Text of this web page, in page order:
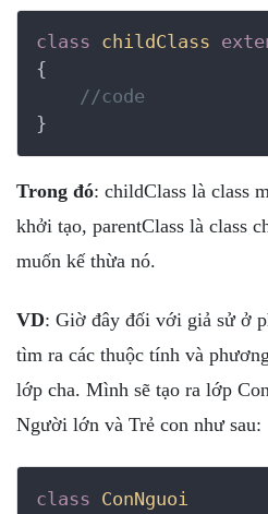
class childClass
{
//code
}
Trong đó: childClass là class
khởi tạo, parentClass là class
muốn kế thừa nó.
VD: Giờ đây đối với giả sử ở
tìm ra các thuộc tính và
lớp cha. Mình sẽ tạo ra lớp
Người lớn và Trẻ con như sau:
class ConNguoi